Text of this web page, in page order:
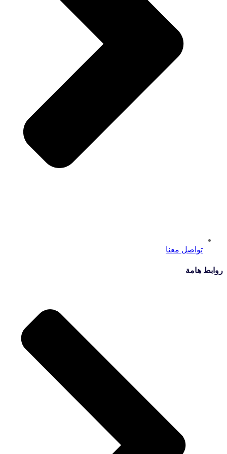
تواصل معنا
روابط هامة